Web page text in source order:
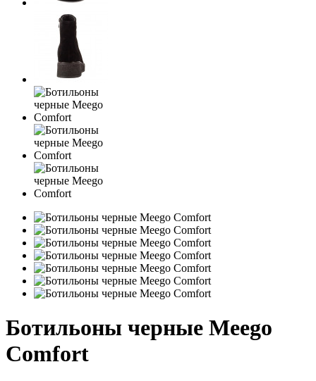
Ботильоны черные Meego
Comfort